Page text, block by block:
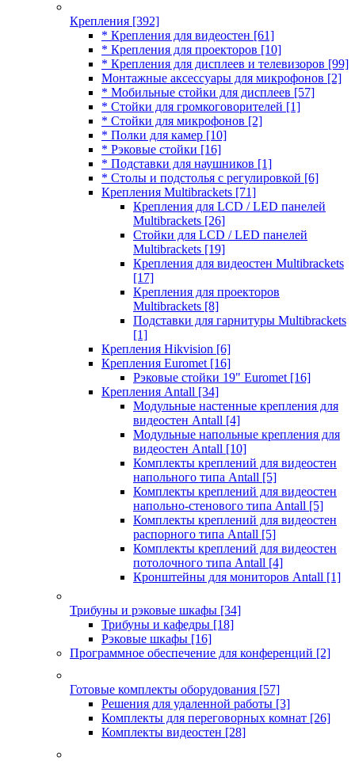
Крепления [392]
* Крепления для видеостен [61]
* Крепления для проекторов [10]
* Крепления для дисплеев и телевизоров [99]
Монтажные аксессуары для микрофонов [2]
* Мобильные стойки для дисплеев [57]
* Стойки для громкоговорителей [1]
* Стойки для микрофонов [2]
* Полки для камер [10]
* Рэковые стойки [16]
* Подставки для наушников [1]
* Столы и подстолья с регулировкой [6]
Крепления Multibrackets [71]
Крепления для LCD / LED панелей
Multibrackets [26]
Стойки для LCD / LED панелей
Multibrackets [19]
Крепления для видеостен Multibrackets
[17]
Крепления для проекторов
Multibrackets [8]
Подставки для гарнитуры Multibrackets
[1]
Крепления Hikvision [6]
Крепления Euromet [16]
Рэковые стойки 19" Euromet [16]
Крепления Antall [34]
Модульные настенные крепления для
видеостен Antall [4]
Модульные напольные крепления для
видеостен Antall [10]
Комплекты креплений для видеостен
напольного типа Antall [5]
Комплекты креплений для видеостен
напольно-стенового типа Antall [5]
Комплекты креплений для видеостен
распорного типа Antall [5]
Комплекты креплений для видеостен
потолочного типа Antall [4]
Кронштейны для мониторов Antall [1]
Трибуны и рэковые шкафы [34]
Трибуны и кафедры [18]
Рэковые шкафы [16]
Программное обеспечение для конференций [2]
Готовые комплекты оборудования [57]
Решения для удаленной работы [3]
Комплекты для переговорных комнат [26]
Комплекты видеостен [28]